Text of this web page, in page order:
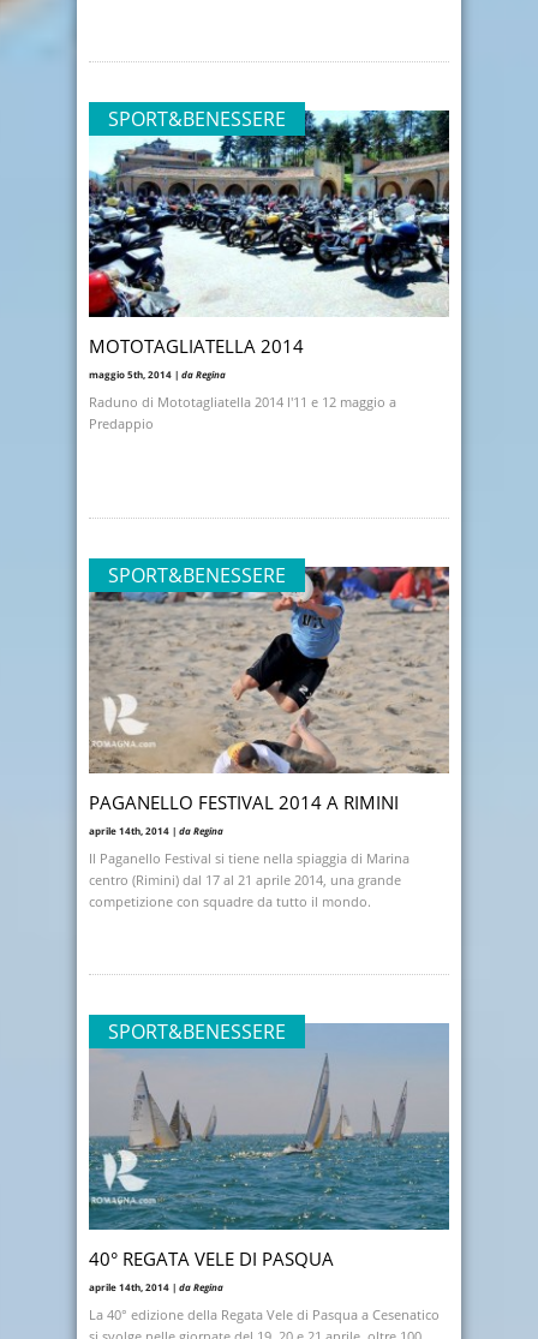
SPORT&BENESSERE
MOTOTAGLIATELLA 2014
maggio 5th, 2014 | da Regina
Raduno di Mototagliatella 2014 l'11 e 12 maggio a
Predappio
SPORT&BENESSERE
PAGANELLO FESTIVAL 2014 A RIMINI
aprile 14th, 2014 | da Regina
Il Paganello Festival si tiene nella spiaggia di Marina
centro (Rimini) dal 17 al 21 aprile 2014, una grande
competizione con squadre da tutto il mondo.
SPORT&BENESSERE
40° REGATA VELE DI PASQUA
aprile 14th, 2014 | da Regina
La 40° edizione della Regata Vele di Pasqua a Cesenatico